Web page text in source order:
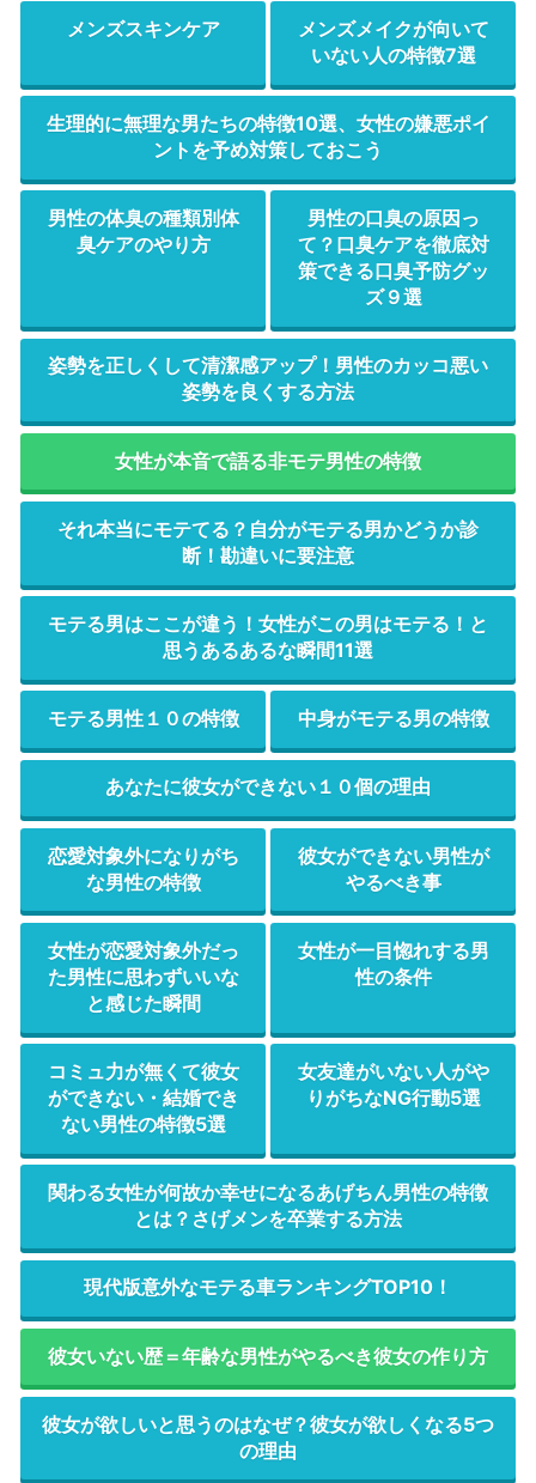
メンズスキンケア
メンズメイクが向いて
いない人の特徴7選
生理的に無理な男たちの特徴10選、女性の嫌悪ポイ
ントを予め対策しておこう
男性の体臭の種類別体
臭ケアのやり方
男性の口臭の原因っ
て？口臭ケアを徹底対
策できる口臭予防グッ
ズ９選
姿勢を正しくして清潔感アップ！男性のカッコ悪い
姿勢を良くする方法
女性が本音で語る非モテ男性の特徴
それ本当にモテてる？自分がモテる男かどうか診
断！勘違いに要注意
モテる男はここが違う！女性がこの男はモテる！と
思うあるあるな瞬間11選
モテる男性１０の特徴 中身がモテる男の特徴
あなたに彼女ができない１０個の理由
恋愛対象外になりがち
な男性の特徴
彼女ができない男性が
やるべき事
女性が恋愛対象外だっ
た男性に思わずいいな
と感じた瞬間
女性が一目惚れする男
性の条件
コミュ力が無くて彼女
ができない・結婚でき
ない男性の特徴5選
女友達がいない人がや
りがちなNG行動5選
関わる女性が何故か幸せになるあげちん男性の特徴
とは？さげメンを卒業する方法
現代版意外なモテる車ランキングTOP10！
彼女いない歴＝年齢な男性がやるべき彼女の作り方
彼女が欲しいと思うのはなぜ？彼女が欲しくなる5つ
の理由